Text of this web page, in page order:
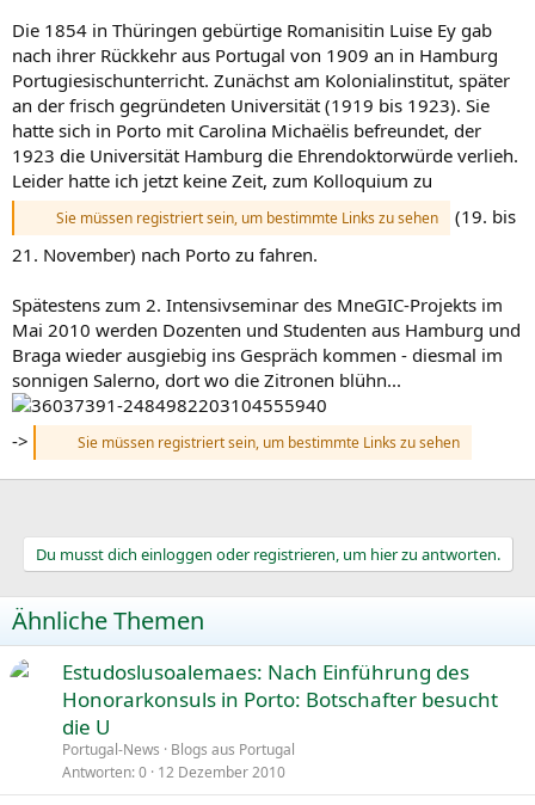
Die 1854 in Thüringen gebürtige Romanisitin Luise Ey gab
nach ihrer Rückkehr aus Portugal von 1909 an in Hamburg
Portugiesischunterricht. Zunächst am Kolonialinstitut, später
an der frisch gegründeten Universität (1919 bis 1923). Sie
hatte sich in Porto mit Carolina Michaëlis befreundet, der
1923 die Universität Hamburg die Ehrendoktorwürde verlieh.
Leider hatte ich jetzt keine Zeit, zum Kolloquium zu
Sie müssen registriert sein, um bestimmte Links zu sehen
(19. bis
21. November) nach Porto zu fahren.
Spätestens zum 2. Intensivseminar des MneGIC-Projekts im
Mai 2010 werden Dozenten und Studenten aus Hamburg und
Braga wieder ausgiebig ins Gespräch kommen - diesmal im
sonnigen Salerno, dort wo die Zitronen blühn...
-> Sie müssen registriert sein, um bestimmte Links zu sehen
Du musst dich einloggen oder registrieren, um hier zu antworten.
Ähnliche Themen
Estudoslusoalemaes: Nach Einführung des
Honorarkonsuls in Porto: Botschafter besucht
die U
Portugal-News
Blogs aus Portugal
Antworten 0 12 Dezember 2010